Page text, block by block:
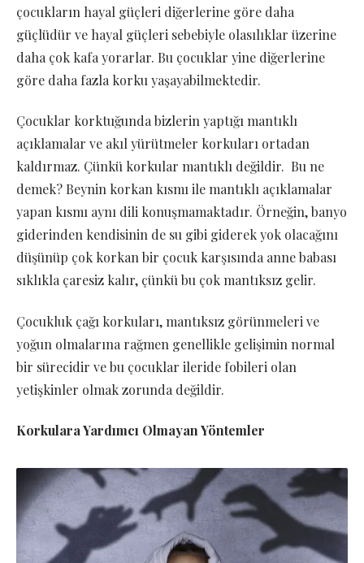
çocukların hayal güçleri diğerlerine göre daha
güçlüdür ve hayal güçleri sebebiyle olasılıklar üzerine
daha çok kafa yorarlar. Bu çocuklar yine diğerlerine
göre daha fazla korku yaşayabilmektedir.
Çocuklar korktuğunda bizlerin yaptığı mantıklı
açıklamalar ve akıl yürütmeler korkuları ortadan
kaldırmaz. Çünkü korkular mantıklı değildir. Bu ne
demek? Beynin korkan kısmı ile mantıklı açıklamalar
yapan kısmı aynı dili konuşmamaktadır. Örneğin, banyo
giderinden kendisinin de su gibi giderek yok olacağını
düşünüp çok korkan bir çocuk karşısında anne babası
sıklıkla çaresiz kalır, çünkü bu çok mantıksız gelir.
Çocukluk çağı korkuları, mantıksız görünmeleri ve
yoğun olmalarına rağmen genellikle gelişimin normal
bir sürecidir ve bu çocuklar ileride fobileri olan
yetişkinler olmak zorunda değildir.
Korkulara Yardımcı Olmayan Yöntemler